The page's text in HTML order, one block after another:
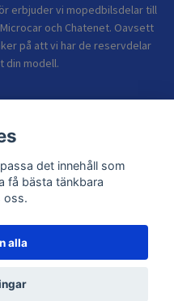
erbjuder vi mopedbilsdelar till
och Chatenet. Oavsett
på att vi har de reservdelar
din modell.
FORDON
det innehåll som
få bästa tänkbara
oss.
alla